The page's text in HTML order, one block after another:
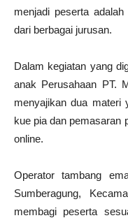
menjadi peserta
dari berbagai jurusan.
Dalam kegiatan yang
anak Perusahaan PT.
menyajikan dua materi
kue pia dan pemasaran
online.
Operator tambang
Sumberagung,
membagi peserta